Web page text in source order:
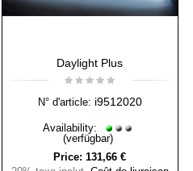
Daylight Plus
N° d'article: i9512020
Availability:
(verfügbar)
Price: 131,66 €